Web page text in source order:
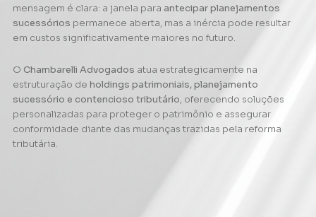
mensagem é clara: a janela para antecipar planejamentos
sucessórios permanece aberta, mas a inércia pode resultar
em custos significativamente maiores no futuro.
O Chambarelli Advogados atua estrategicamente na
estruturação de holdings patrimoniais, planejamento
sucessório e contencioso tributário, oferecendo soluções
personalizadas para proteger o patrimônio e assegurar
conformidade diante das mudanças trazidas pela reforma
tributária.